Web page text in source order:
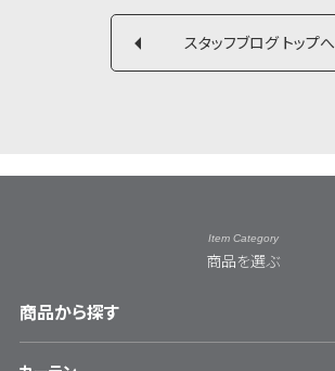
スタッフブログ トップへ
Item Category
商品を選ぶ
商品から探す